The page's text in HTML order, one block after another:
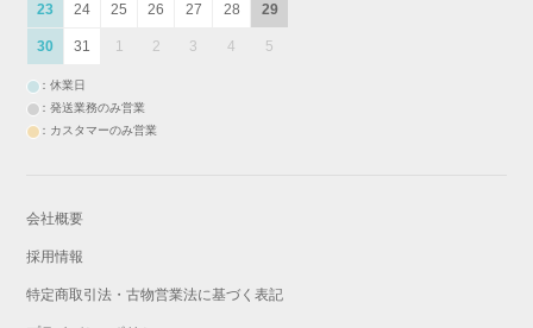
23 24 25 26 27 28 29
30 31 1 2 3 4 5
：休業日
：発送業務のみ営業
：カスタマーのみ営業
会社概要
採用情報
特定商取引法・古物営業法に基づく表記